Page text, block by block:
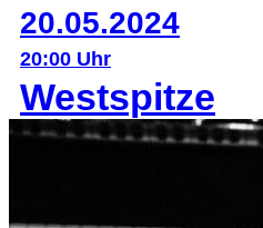
20.05.2024
20:00 Uhr
Westspitze